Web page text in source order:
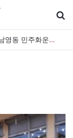
유가협 창립 40주년 기념식…12일 오후 남영동 민주화운동기념관